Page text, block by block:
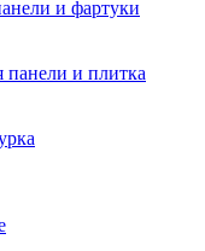
и фартуки
и плитка